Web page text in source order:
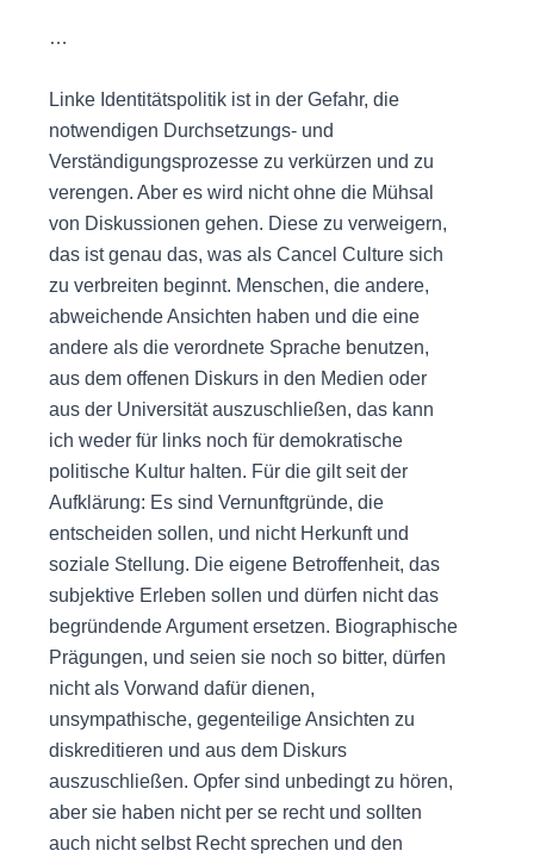
…
Linke Identitätspolitik ist in der Gefahr, die
notwendigen Durchsetzungs- und
Verständigungsprozesse zu verkürzen und zu
verengen. Aber es wird nicht ohne die Mühsal
von Diskussionen gehen. Diese zu verweigern,
das ist genau das, was als Cancel Culture sich
zu verbreiten beginnt. Menschen, die andere,
abweichende Ansichten haben und die eine
andere als die verordnete Sprache benutzen,
aus dem offenen Diskurs in den Medien oder
aus der Universität auszuschließen, das kann
ich weder für links noch für demokratische
politische Kultur halten. Für die gilt seit der
Aufklärung: Es sind Vernunftgründe, die
entscheiden sollen, und nicht Herkunft und
soziale Stellung. Die eigene Betroffenheit, das
subjektive Erleben sollen und dürfen nicht das
begründende Argument ersetzen. Biographische
Prägungen, und seien sie noch so bitter, dürfen
nicht als Vorwand dafür dienen,
unsympathische, gegenteilige Ansichten zu
diskreditieren und aus dem Diskurs
auszuschließen. Opfer sind unbedingt zu hören,
aber sie haben nicht per se recht und sollten
auch nicht selbst Recht sprechen und den